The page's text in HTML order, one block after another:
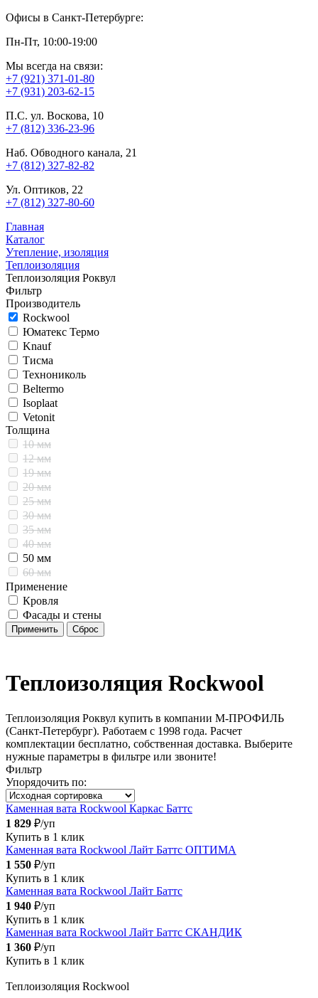
Офисы в Санкт-Петербурге:
Пн-Пт, 10:00-19:00
Мы всегда на связи:
+7 (921) 371-01-80
+7 (931) 203-62-15
П.С. ул. Воскова, 10
+7 (812) 336-23-96
Наб. Обводного канала, 21
+7 (812) 327-82-82
Ул. Оптиков, 22
+7 (812) 327-80-60
Главная
Каталог
Утепление, изоляция
Теплоизоляция
Теплоизоляция Роквул
Фильтр
Производитель
Rockwool
Юматекс Термо
Knauf
Тисма
Технониколь
Beltermo
Isoplaat
Vetonit
Толщина
10 мм
12 мм
19 мм
20 мм
25 мм
30 мм
35 мм
40 мм
50 мм
60 мм
80 мм
100 мм
120 мм
140 мм
Применение
Кровля
Фасады и стены
Теплоизоляция Rockwool
Теплоизоляция Роквул купить в компании М-ПРОФИЛЬ
(Санкт-Петербург). Работаем с 1998 года. Расчет
комплектации бесплатно, собственная доставка. Выберите
нужные параметры в фильтре или звоните!
Фильтр
Упорядочить по:
Каменная вата Rockwool Каркас Баттс
1 829 ₽/уп
Купить в 1 клик
Каменная вата Rockwool Лайт Баттс ОПТИМА
1 550 ₽/уп
Купить в 1 клик
Каменная вата Rockwool Лайт Баттс
1 940 ₽/уп
Купить в 1 клик
Каменная вата Rockwool Лайт Баттс СКАНДИК
1 360 ₽/уп
Купить в 1 клик
Теплоизоляция Rockwool